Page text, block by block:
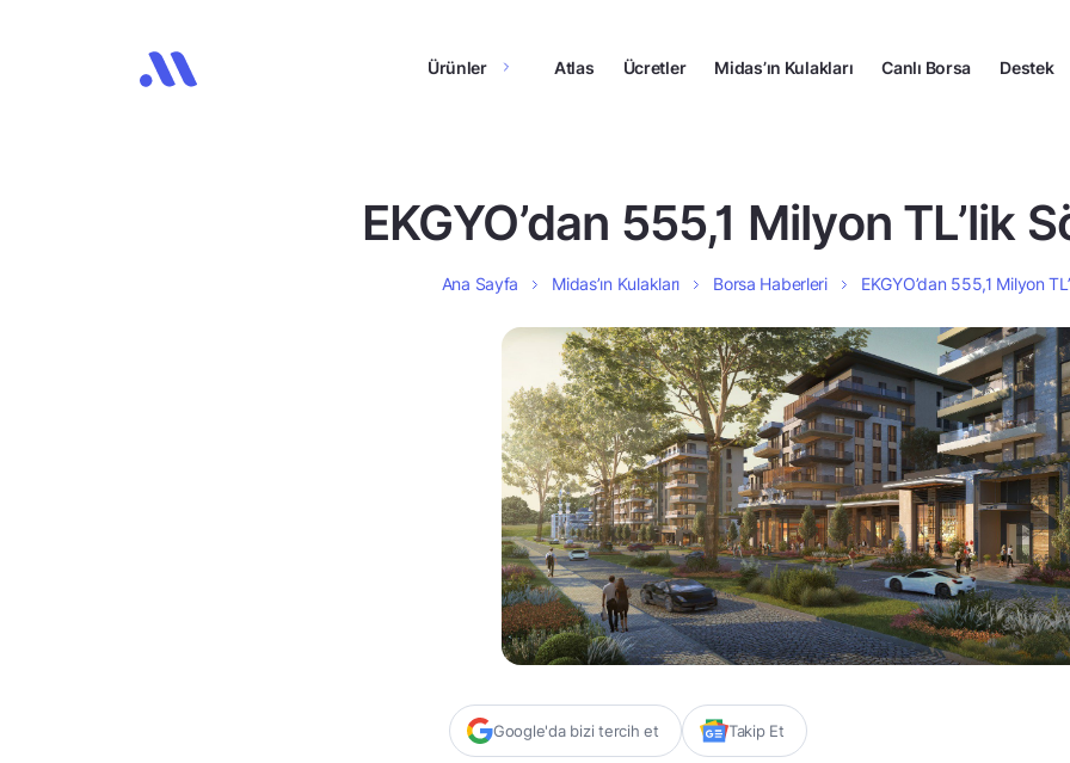
Ürünler Atlas Ücretler Midas’ın Kulakları Canlı Borsa Destek
EKGYO’dan 555,1 Milyon TL’lik
Ana Sayfa Midas’ın Kulakları Borsa Haberleri EKGYO’dan 555,1 Milyon
Google'da bizi tercih et Takip Et